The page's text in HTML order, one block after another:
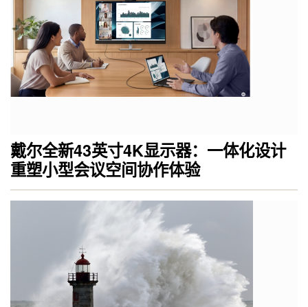
戴尔全新43英寸4K显示器：一体化设计
重塑小型会议空间协作体验